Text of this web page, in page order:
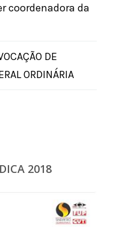
coordenadora da
DE
ORDINÁRIA
2018